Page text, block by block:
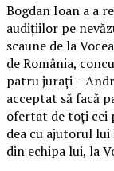
Bogdan Ioan a a
audiţiilor pe
scaune de la
de România,
patru juraţi –
acceptat să facă
ofertat de toţi cei
dea cu ajutorul
din echipa lui, la